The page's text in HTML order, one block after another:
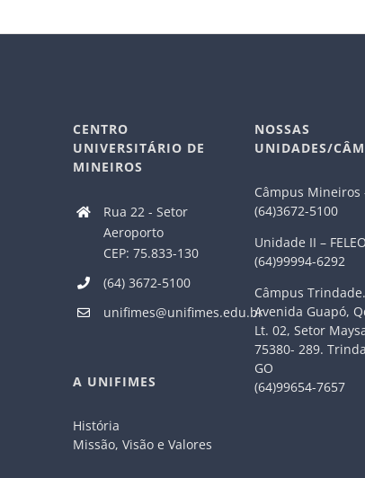
CENTRO
UNIVERSITÁRIO DE
MINEIROS
Rua 22 - Setor
Aeroporto
CEP: 75.833-130
(64) 3672-5100
unifimes@unifimes.edu.br
A UNIFIMES
História
Missão, Visão e Valores
NOSSAS
UNIDADES/
Câmpus Mineiros
(64)3672-5100
Unidade II –
(64)99994-6292
Câmpus Trindade.
Avenida Guapó,
Lt. 02, Setor
75380- 289.
GO
(64)99654-7657